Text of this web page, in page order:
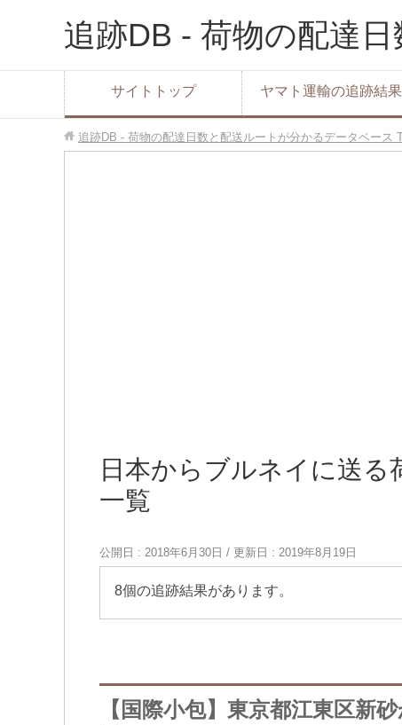
追跡DB - 荷物の配達
サイトトップ ヤマト運輸の追跡結果
追跡DB - 荷物の配達日数と配送ルートが分かるデータベース
日本からブルネイに送る
一覧
公開日 : 2018年6月30日 / 更新日 : 2019年8月19日
8個の追跡結果があります。
【国際小包】東京都江東区新